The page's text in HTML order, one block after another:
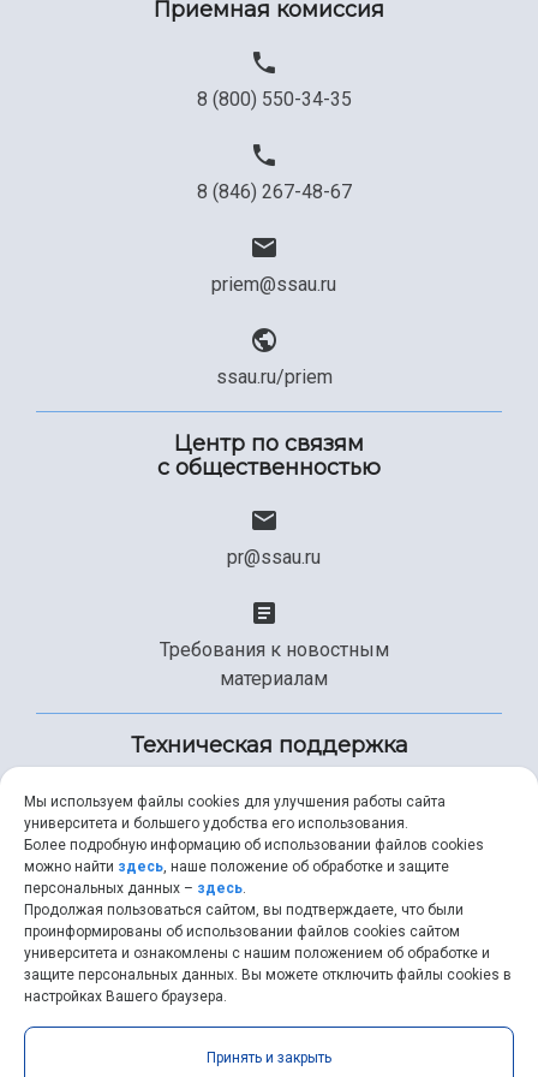
Официальные документы
Приемная комиссия
8 (800) 550-34-35
8 (846) 267-48-67
priem@ssau.ru
ssau.ru/priem
Центр по связям
с общественностью
pr@ssau.ru
Требования к новостным
материалам
Техническая поддержка
+7 (846) 267-49-99
help@ssau.ru
Самарский университет © 2026 |ssau.ru
Мы используем файлы cookies для улучшения работы сайта
университета и большего удобства его использования.
Более подробную информацию об использовании файлов cookies
можно найти здесь, наше положение об обработке и защите
персональных данных – здесь.
Продолжая пользоваться сайтом, вы подтверждаете, что были
проинформированы об использовании файлов cookies сайтом
университета и ознакомлены с нашим положением об обработке и
защите персональных данных. Вы можете отключить файлы cookies в
настройках Вашего браузера.
Принять и закрыть